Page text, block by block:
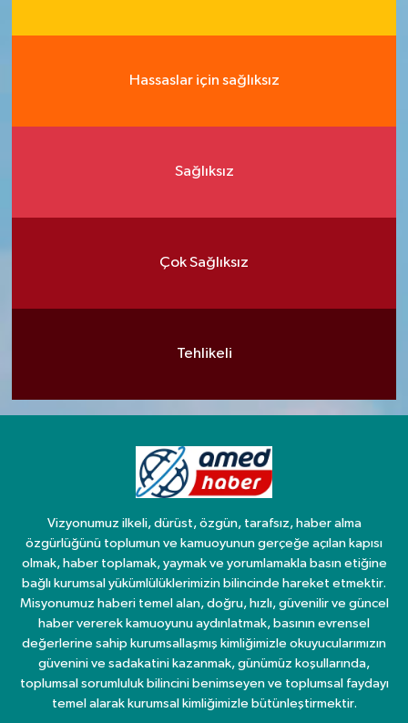
Hassaslar için sağlıksız
Sağlıksız
Çok Sağlıksız
Tehlikeli
Vizyonumuz ilkeli, dürüst, özgün, tarafsız, haber alma
özgürlüğünü toplumun ve kamuoyunun gerçeğe açılan kapısı
olmak, haber toplamak, yaymak ve yorumlamakla basın etiğine
bağlı kurumsal yükümlülüklerimizin bilincinde hareket etmektir.
Misyonumuz haberi temel alan, doğru, hızlı, güvenilir ve güncel
haber vererek kamuoyunu aydınlatmak, basının evrensel
değerlerine sahip kurumsallaşmış kimliğimizle okuyucularımızın
güvenini ve sadakatini kazanmak, günümüz koşullarında,
toplumsal sorumluluk bilincini benimseyen ve toplumsal faydayı
temel alarak kurumsal kimliğimizle bütünleştirmektir.